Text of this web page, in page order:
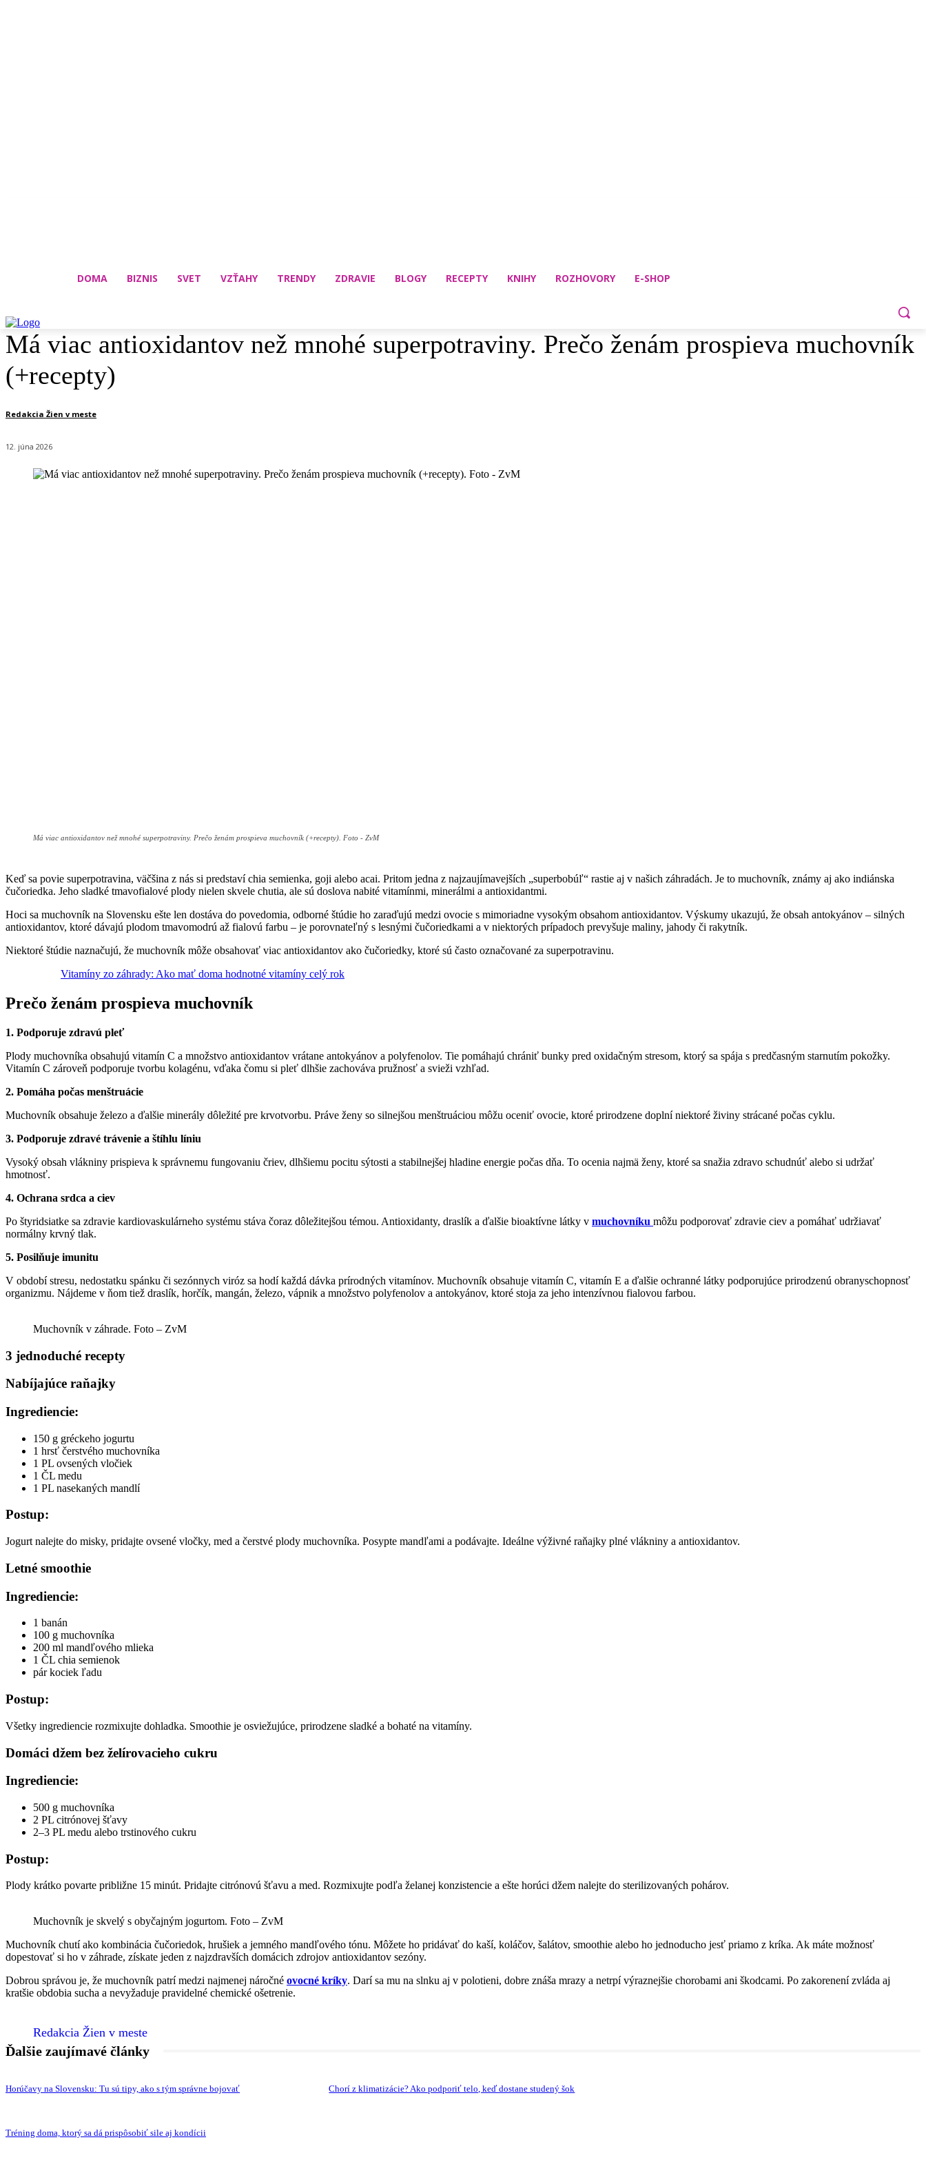
DOMA BIZNIS SVET VZŤAHY TRENDY ZDRAVIE BLOGY RECEPTY KNIHY ROZHOVORY E-SHOP
Má viac antioxidantov než mnohé superpotraviny. Prečo ženám prospieva muchovník
(+recepty)
Redakcia Žien v meste
12. júna 2026
Má viac antioxidantov než mnohé superpotraviny. Prečo ženám prospieva muchovník (+recepty). Foto - ZvM
Keď sa povie superpotravina, väčšina z nás si predstaví chia semienka, goji alebo acai. Pritom jedna z najzaujímavejších „superbobúľ“ rastie aj v našich záhradách. Je to muchovník, známy aj ako indiánska
čučoriedka. Jeho sladké tmavofialové plody nielen skvele chutia, ale sú doslova nabité vitamínmi, minerálmi a antioxidantmi.
Hoci sa muchovník na Slovensku ešte len dostáva do povedomia, odborné štúdie ho zaraďujú medzi ovocie s mimoriadne vysokým obsahom antioxidantov. Výskumy ukazujú, že obsah antokyánov – silných
antioxidantov, ktoré dávajú plodom tmavomodrú až fialovú farbu – je porovnateľný s lesnými čučoriedkami a v niektorých prípadoch prevyšuje maliny, jahody či rakytník.
Niektoré štúdie naznačujú, že muchovník môže obsahovať viac antioxidantov ako čučoriedky, ktoré sú často označované za superpotravinu.
Vitamíny zo záhrady: Ako mať doma hodnotné vitamíny celý rok
Prečo ženám prospieva muchovník
1. Podporuje zdravú pleť
Plody muchovníka obsahujú vitamín C a množstvo antioxidantov vrátane antokyánov a polyfenolov. Tie pomáhajú chrániť bunky pred oxidačným stresom, ktorý sa spája s predčasným starnutím pokožky.
Vitamín C zároveň podporuje tvorbu kolagénu, vďaka čomu si pleť dlhšie zachováva pružnosť a svieži vzhľad.
2. Pomáha počas menštruácie
Muchovník obsahuje železo a ďalšie minerály dôležité pre krvotvorbu. Práve ženy so silnejšou menštruáciou môžu oceniť ovocie, ktoré prirodzene doplní niektoré živiny strácané počas cyklu.
3. Podporuje zdravé trávenie a štíhlu líniu
Vysoký obsah vlákniny prispieva k správnemu fungovaniu čriev, dlhšiemu pocitu sýtosti a stabilnejšej hladine energie počas dňa. To ocenia najmä ženy, ktoré sa snažia zdravo schudnúť alebo si udržať
hmotnosť.
4. Ochrana srdca a ciev
Po štyridsiatke sa zdravie kardiovaskulárneho systému stáva čoraz dôležitejšou témou. Antioxidanty, draslík a ďalšie bioaktívne látky v muchovníku môžu podporovať zdravie ciev a pomáhať udržiavať
normálny krvný tlak.
5. Posilňuje imunitu
V období stresu, nedostatku spánku či sezónnych viróz sa hodí každá dávka prírodných vitamínov. Muchovník obsahuje vitamín C, vitamín E a ďalšie ochranné látky podporujúce prirodzenú obranyschopnosť
organizmu. Nájdeme v ňom tiež draslík, horčík, mangán, železo, vápnik a množstvo polyfenolov a antokyánov, ktoré stoja za jeho intenzívnou fialovou farbou.
Muchovník v záhrade. Foto – ZvM
3 jednoduché recepty
Nabíjajúce raňajky
Ingrediencie:
150 g gréckeho jogurtu
1 hrsť čerstvého muchovníka
1 PL ovsených vločiek
1 ČL medu
1 PL nasekaných mandlí
Postup:
Jogurt nalejte do misky, pridajte ovsené vločky, med a čerstvé plody muchovníka. Posypte mandľami a podávajte. Ideálne výživné raňajky plné vlákniny a antioxidantov.
Letné smoothie
Ingrediencie:
1 banán
100 g muchovníka
200 ml mandľového mlieka
1 ČL chia semienok
pár kociek ľadu
Postup:
Všetky ingrediencie rozmixujte dohladka. Smoothie je osviežujúce, prirodzene sladké a bohaté na vitamíny.
Domáci džem bez želírovacieho cukru
Ingrediencie:
500 g muchovníka
2 PL citrónovej šťavy
2–3 PL medu alebo trstinového cukru
Postup:
Plody krátko povarte približne 15 minút. Pridajte citrónovú šťavu a med. Rozmixujte podľa želanej konzistencie a ešte horúci džem nalejte do sterilizovaných pohárov.
Muchovník je skvelý s obyčajným jogurtom. Foto – ZvM
Muchovník chutí ako kombinácia čučoriedok, hrušiek a jemného mandľového tónu. Môžete ho pridávať do kaší, koláčov, šalátov, smoothie alebo ho jednoducho jesť priamo z kríka. Ak máte možnosť
dopestovať si ho v záhrade, získate jeden z najzdravších domácich zdrojov antioxidantov sezóny.
Dobrou správou je, že muchovník patrí medzi najmenej náročné ovocné kríky. Darí sa mu na slnku aj v polotieni, dobre znáša mrazy a netrpí výraznejšie chorobami ani škodcami. Po zakorenení zvláda aj
kratšie obdobia sucha a nevyžaduje pravidelné chemické ošetrenie.
Redakcia Žien v meste
Ďalšie zaujímavé články
Horúčavy na Slovensku: Tu sú tipy, ako s tým správne bojovať Chorí z klimatizácie? Ako podporiť telo, keď dostane studený šok
Tréning doma, ktorý sa dá prispôsobiť sile aj kondícii